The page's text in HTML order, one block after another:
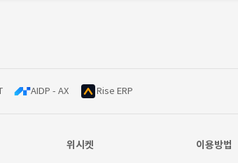
AIDP - AX Rise ERP
위시켓 이용방법